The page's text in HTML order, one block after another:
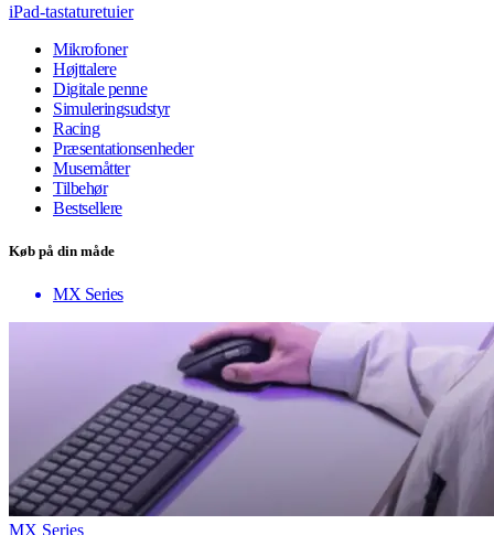
iPad-tastaturetuier
Mikrofoner
Højttalere
Digitale penne
Simuleringsudstyr
Racing
Præsentationsenheder
Musemåtter
Tilbehør
Bestsellere
Køb på din måde
MX Series
MX Series